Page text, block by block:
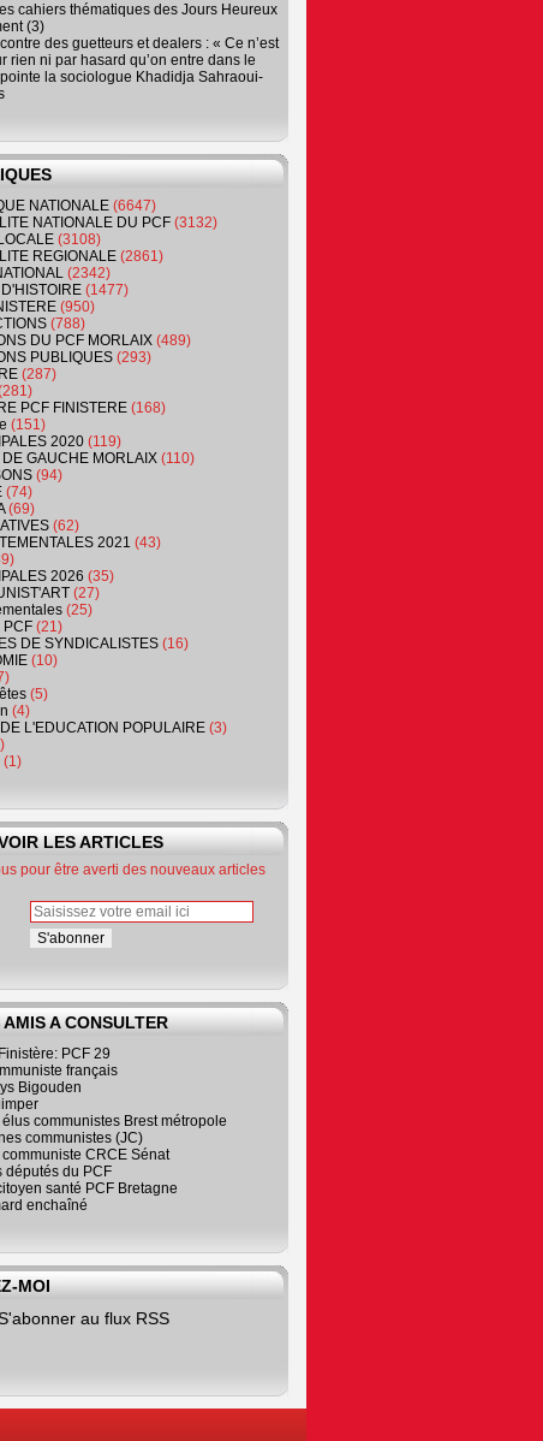
cahiers thématiques des Jours Heureux
(3)
des guetteurs et dealers : « Ce n’est
rien ni par hasard qu’on entre dans le
la sociologue Khadidja Sahraoui-
NATIONALE (6647)
NATIONALE DU PCF (3132)
(3108)
REGIONALE (2861)
(2342)
D'HISTOIRE (1477)
(950)
(788)
DU PCF MORLAIX (489)
PUBLIQUES (293)
(287)
PCF FINISTERE (168)
(151)
2020 (119)
DE GAUCHE MORLAIX (110)
(94)
(74)
(69)
(62)
2021 (43)
2026 (35)
(27)
(25)
PCF (21)
DE SYNDICALISTES (16)
(10)
(5)
(4)
L'EDUCATION POPULAIRE (3)
(1)
LES ARTICLES
pour être averti des nouveaux articles
AMIS A CONSULTER
PCF 29
français
Bigouden
communistes Brest métropole
communistes (JC)
CRCE Sénat
députés du PCF
santé PCF Bretagne
enchaîné
MOI
au flux RSS